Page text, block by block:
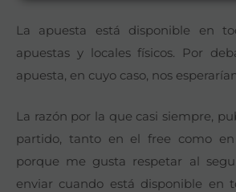
La apuesta está disponible en
apuestas y locales físicos. Por
apuesta, en cuyo caso, nos
La razón por la que casi siempre,
partido, tanto en el free como
porque me gusta respetar al
enviar cuando está disponible en